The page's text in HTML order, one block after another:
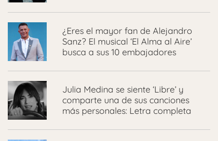
¿Eres el mayor fan de Alejandro
Sanz? El musical ‘El Alma al Aire’
busca a sus 10 embajadores
Julia Medina se siente ‘Libre’ y
comparte una de sus canciones
más personales: Letra completa